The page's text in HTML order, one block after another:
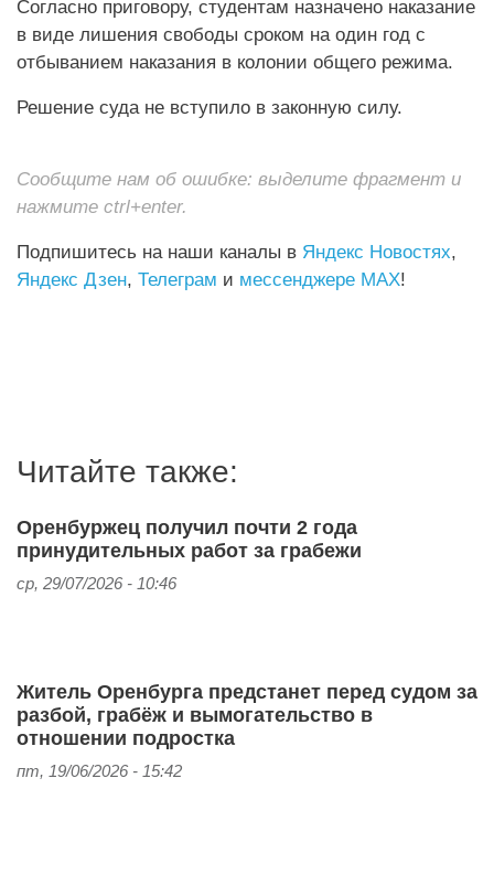
Согласно приговору, студентам назначено наказание
в виде лишения свободы сроком на один год с
отбыванием наказания в колонии общего режима.
Решение суда не вступило в законную силу.
Сообщите нам об ошибке: выделите фрагмент и
нажмите ctrl+enter.
Подпишитесь на наши каналы в Яндекс Новостях,
Яндекс Дзен, Телеграм и мессенджере MAX!
Читайте также:
Оренбуржец получил почти 2 года
принудительных работ за грабежи
ср, 29/07/2026 - 10:46
Житель Оренбурга предстанет перед судом за
разбой, грабёж и вымогательство в
отношении подростка
пт, 19/06/2026 - 15:42